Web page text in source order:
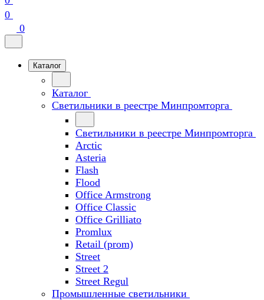
0
0
Каталог
Каталог
Светильники в реестре Минпромторга
Светильники в реестре Минпромторга
Arctic
Asteria
Flash
Flood
Office Armstrong
Office Classic
Office Grilliato
Promlux
Retail (prom)
Street
Street 2
Street Regul
Промышленные светильники